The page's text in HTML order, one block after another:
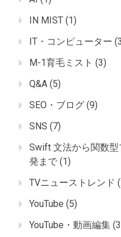
IN MIST (1)
IT・コンピューター
M-1育毛ミスト (3)
Q&A (5)
SEO・ブログ (9)
SNS (7)
Swift 文法から関数
発まで (1)
TVニューストレンド
YouTube (5)
YouTube・動画編集